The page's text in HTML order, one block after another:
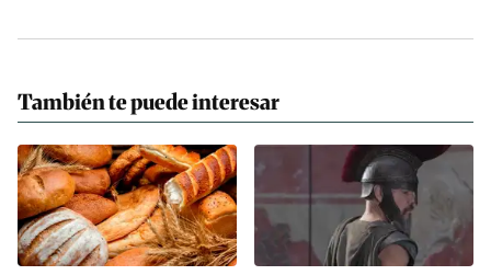
También te puede interesar